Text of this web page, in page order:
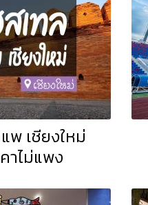
พ เชียงใหม่
าไม่แพง